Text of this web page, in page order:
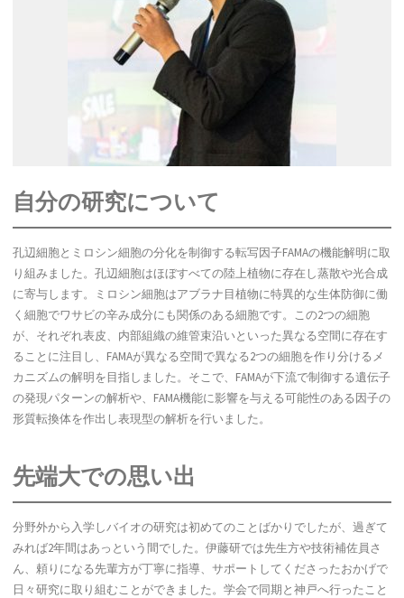
自分の研究について
孔辺細胞とミロシン細胞の分化を制御する転写因子FAMAの機能解明に取
り組みました。孔辺細胞はほぼすべての陸上植物に存在し蒸散や光合成
に寄与します。ミロシン細胞はアブラナ目植物に特異的な生体防御に働
く細胞でワサビの辛み成分にも関係のある細胞です。この2つの細胞
が、それぞれ表皮、内部組織の維管束沿いといった異なる空間に存在す
ることに注目し、FAMAが異なる空間で異なる2つの細胞を作り分けるメ
カニズムの解明を目指しました。そこで、FAMAが下流で制御する遺伝子
の発現パターンの解析や、FAMA機能に影響を与える可能性のある因子の
形質転換体を作出し表現型の解析を行いました。
先端大での思い出
分野外から入学しバイオの研究は初めてのことばかりでしたが、過ぎて
みれば2年間はあっという間でした。伊藤研では先生方や技術補佐員さ
ん、頼りになる先輩方が丁寧に指導、サポートしてくださったおかげで
日々研究に取り組むことができました。学会で同期と神戸へ行ったこと